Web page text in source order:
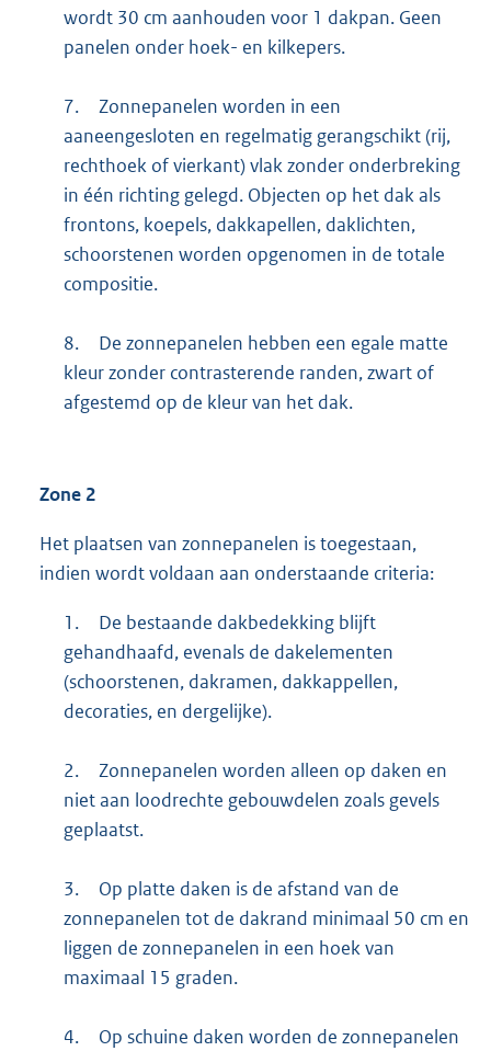
wordt 30 cm aanhouden voor 1 dakpan. Geen
panelen onder hoek- en kilkepers.
7.
Zonnepanelen worden in een
aaneengesloten en regelmatig gerangschikt (rij,
rechthoek of vierkant) vlak zonder onderbreking
in één richting gelegd. Objecten op het dak als
frontons, koepels, dakkapellen, daklichten,
schoorstenen worden opgenomen in de totale
compositie.
8.
De zonnepanelen hebben een egale matte
kleur zonder contrasterende randen, zwart of
afgestemd op de kleur van het dak.
Zone 2
Het plaatsen van zonnepanelen is toegestaan,
indien wordt voldaan aan onderstaande criteria:
1.
De bestaande dakbedekking blijft
gehandhaafd, evenals de dakelementen
(schoorstenen, dakramen, dakkappellen,
decoraties, en dergelijke).
2.
Zonnepanelen worden alleen op daken en
niet aan loodrechte gebouwdelen zoals gevels
geplaatst.
3.
Op platte daken is de afstand van de
zonnepanelen tot de dakrand minimaal 50 cm en
liggen de zonnepanelen in een hoek van
maximaal 15 graden.
4.
Op schuine daken worden de zonnepanelen